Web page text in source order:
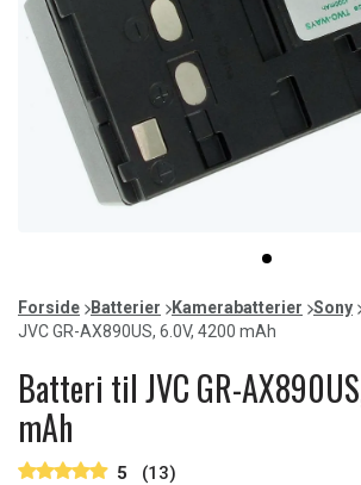
item
0
of
1
Forside Batterier Kamerabatterier
Sony
JVC GR-AX890US, 6.0V, 4200 mAh
Batteri til JVC GR-
mAh
5 (13)